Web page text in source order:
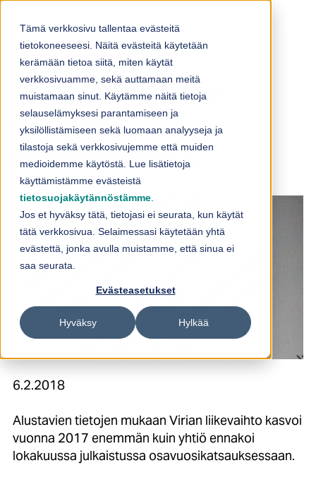
Tämä verkkosivu tallentaa evästeitä
tietokoneeseesi. Näitä evästeitä käytetään
kerämään tietoa siitä, miten käytät
verkkosivuamme, sekä auttamaan meitä
muistamaan sinut. Käytämme näitä tietoja
selauselämyksesi parantamiseen ja
yksilöllistämiseen sekä luomaan analyyseja ja
tilastoja sekä verkkosivujemme että muiden
medioidemme käytöstä. Lue lisätietoja
käyttämistämme evästeistä
tietosuojakäytännöstämme
Jos et hyväksy tätä, tietojasi ei seurata, kun käytät
tätä verkkosivua. Selaimessasi käytetään yhtä
evästettä, jonka avulla muistamme, että sinua ei
saa seurata.
Evästeasetukset
Hyväksy Hylkää
Viria nostaa
arviotaan viime
vuoden
liikevaihdosta
6.2.2018
Alustavien tietojen mukaan Virian liikevaihto kasvoi
vuonna 2017 enemmän kuin yhtiö ennakoi
lokakuussa julkaistussa osavuosikatsauksessaan.